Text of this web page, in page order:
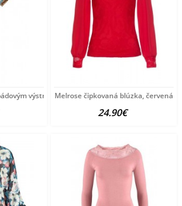
výstrihom, ružová-hnedá-farená
Melrose čipkovaná blúzka, červená
24.90€